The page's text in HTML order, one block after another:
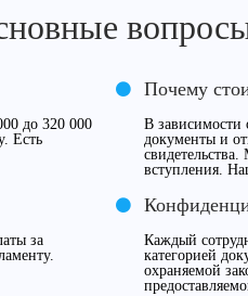
до 320 000
Есть
Почему
В
документы и
вступления.
за
Каждый
категорией
охраняемой